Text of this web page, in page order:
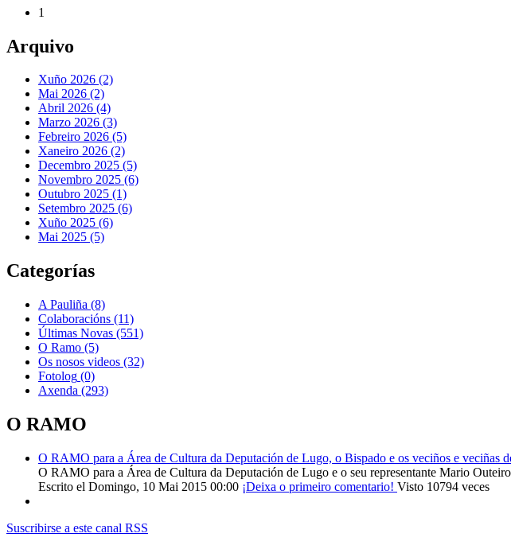
1
Arquivo
Xuño 2026 (2)
Mai 2026 (2)
Abril 2026 (4)
Marzo 2026 (3)
Febreiro 2026 (5)
Xaneiro 2026 (2)
Decembro 2025 (5)
Novembro 2025 (6)
Outubro 2025 (1)
Setembro 2025 (6)
Xuño 2025 (6)
Mai 2025 (5)
Categorías
A Pauliña (8)
Colaboracións (11)
Últimas Novas (551)
O Ramo (5)
Os nosos videos (32)
Fotolog (0)
Axenda (293)
O RAMO
O RAMO para a Área de Cultura da Deputación de Lugo, o Bispado e os veciños e veciñas
O RAMO para a Área de Cultura da Deputación de Lugo e o seu representante Mario
Escrito el Domingo, 10 Mai 2015 00:00 ¡Deixa o primeiro comentario! Visto 10794 veces
Suscribirse a este canal RSS